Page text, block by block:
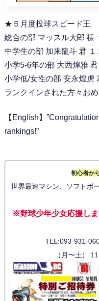
★５月度投球スピード王
総合の部 マッスル大郎 様
中学生の部 加来龍斗 君 １
小学5-6年の部 大西煌雅
小学低/女性の部 安永煌虎
ランクインされた方々お
【English】
rankings!”
初心者か
世界最速マシン、ソフトボ
※野球少年少女応援し
TEL:093-931-
（月〜土）